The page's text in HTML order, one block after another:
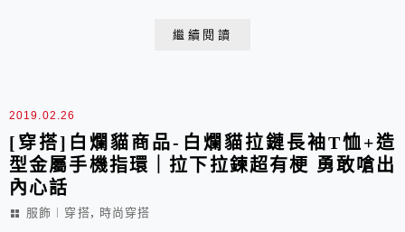
繼續閱讀
2019.02.26
[穿搭]白爛貓商品-白爛貓拉鏈長袖T恤+造
型金屬手機指環｜拉下拉鍊超有梗 勇敢嗆出
內心話
服飾︱穿搭, 時尚穿搭